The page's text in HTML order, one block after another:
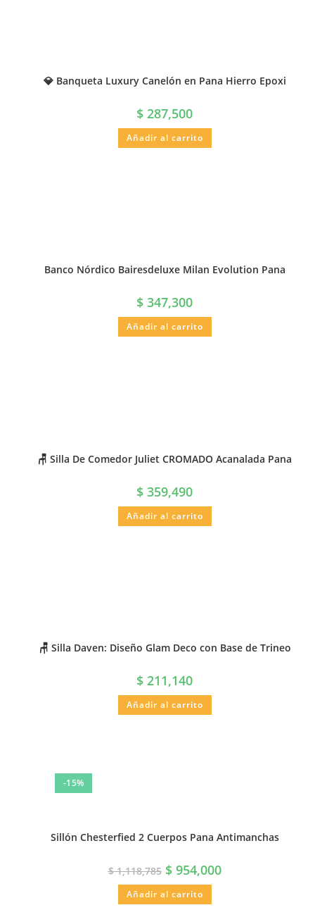
💎 Banqueta Luxury Canelón en Pana Hierro Epoxi
$ 287,500
Añadir al carrito
Banco Nórdico Bairesdeluxe Milan Evolution Pana
$ 347,300
Añadir al carrito
🪑 Silla De Comedor Juliet CROMADO Acanalada Pana
$ 359,490
Añadir al carrito
🪑 Silla Daven: Diseño Glam Deco con Base de Trineo
$ 211,140
Añadir al carrito
-15%
Sillón Chesterfied 2 Cuerpos Pana Antimanchas
$1,118,785 $954,000
Añadir al carrito